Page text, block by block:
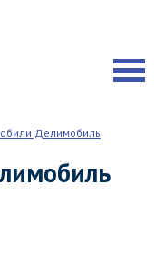
Делимобиль